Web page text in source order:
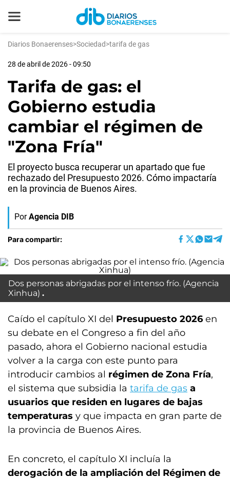
Diarios Bonaerenses>Sociedad>tarifa de gas
28 de abril de 2026 - 09:50
Tarifa de gas: el
Gobierno estudia
cambiar el régimen de
"Zona Fría"
El proyecto busca recuperar un apartado que fue
rechazado del Presupuesto 2026. Cómo impactaría
en la provincia de Buenos Aires.
Por Agencia DIB
Para compartir:
Dos personas abrigadas por el intenso frío. (Agencia
Xinhua)
Caído el capítulo XI del Presupuesto 2026 en
su debate en el Congreso a fin del año
pasado, ahora el Gobierno nacional estudia
volver a la carga con este punto para
introducir cambios al régimen de Zona Fría,
el sistema que subsidia la tarifa de gas a
usuarios que residen en lugares de bajas
temperaturas y que impacta en gran parte de
la provincia de Buenos Aires.
En concreto, el capítulo XI incluía la
derogación de la ampliación del Régimen de